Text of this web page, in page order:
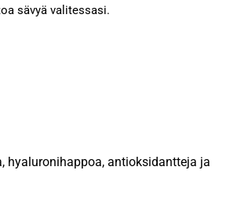
sävyä valitessasi.
hyaluronihappoa, antioksidantteja ja